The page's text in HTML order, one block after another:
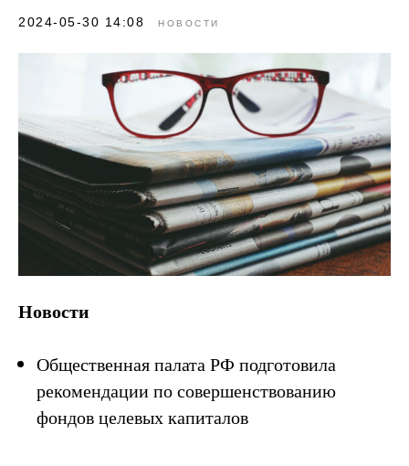
2024-05-30 14:08 НОВОСТИ
Новости
Общественная палата РФ подготовила
рекомендации по совершенствованию
фондов целевых капиталов